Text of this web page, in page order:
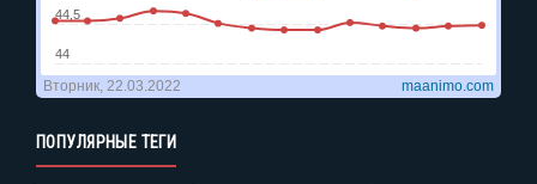
ПОПУЛЯРНЫЕ ТЕГИ